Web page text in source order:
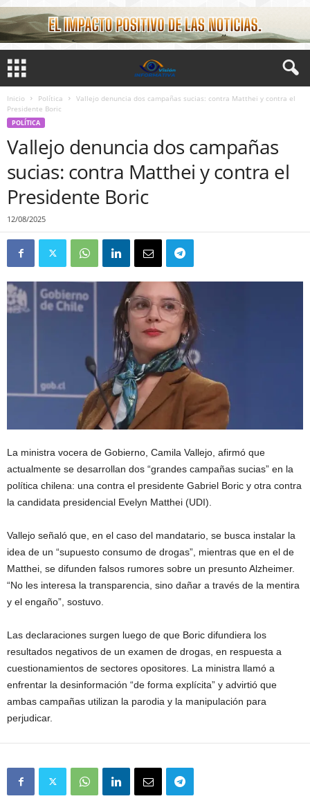
Inicio Política
Vallejo denuncia dos campañas sucias: contra Matthei y contra el
Presidente Boric
POLÍTICA
Vallejo denuncia dos campañas
sucias: contra Matthei y contra el
Presidente Boric
12/08/2025
La ministra vocera de Gobierno, Camila Vallejo, afirmó que
actualmente se desarrollan dos “grandes campañas sucias” en la
política chilena: una contra el presidente Gabriel Boric y otra contra
la candidata presidencial Evelyn Matthei (UDI).
Vallejo señaló que, en el caso del mandatario, se busca instalar la
idea de un “supuesto consumo de drogas”, mientras que en el de
Matthei, se difunden falsos rumores sobre un presunto Alzheimer.
“No les interesa la transparencia, sino dañar a través de la mentira
y el engaño”, sostuvo.
Las declaraciones surgen luego de que Boric difundiera los
resultados negativos de un examen de drogas, en respuesta a
cuestionamientos de sectores opositores. La ministra llamó a
enfrentar la desinformación “de forma explícita” y advirtió que
ambas campañas utilizan la parodia y la manipulación para
perjudicar.